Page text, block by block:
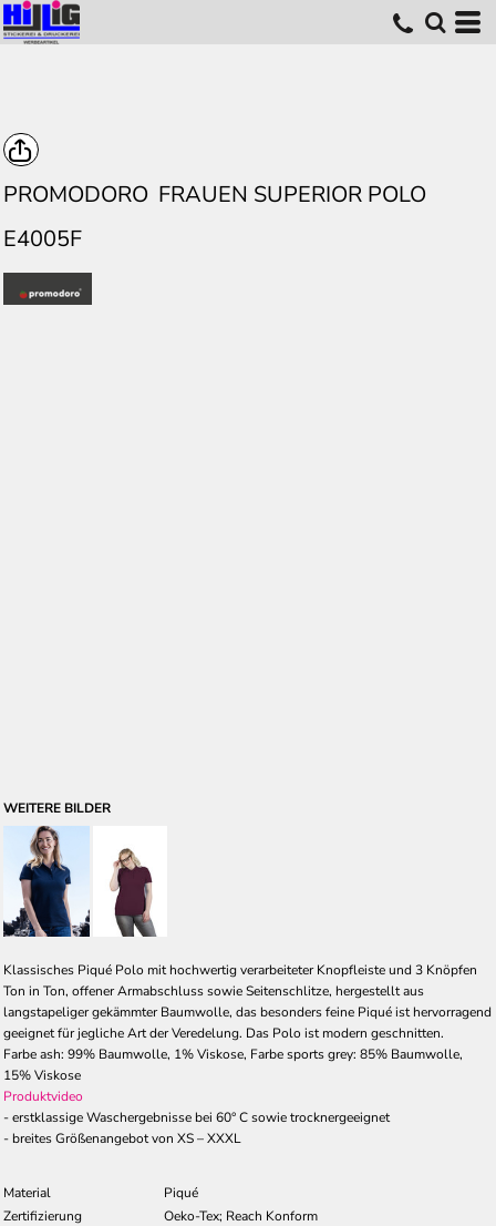
PROMODORO FRAUEN SUPERIOR POLO
E4005F
WEITERE BILDER
Klassisches Piqué Polo mit hochwertig verarbeiteter Knopfleiste und 3 Knöpfen
Ton in Ton, offener Armabschluss sowie Seitenschlitze, hergestellt aus
langstapeliger gekämmter Baumwolle, das besonders feine Piqué ist hervorragend
geeignet für jegliche Art der Veredelung. Das Polo ist modern geschnitten.
Farbe ash: 99% Baumwolle, 1% Viskose, Farbe sports grey: 85% Baumwolle,
15% Viskose
Produktvideo
- erstklassige Waschergebnisse bei 60° C sowie trocknergeeignet
- breites Größenangebot von XS – XXXL
Material
Piqué
Zertifizierung
Oeko-Tex; Reach Konform